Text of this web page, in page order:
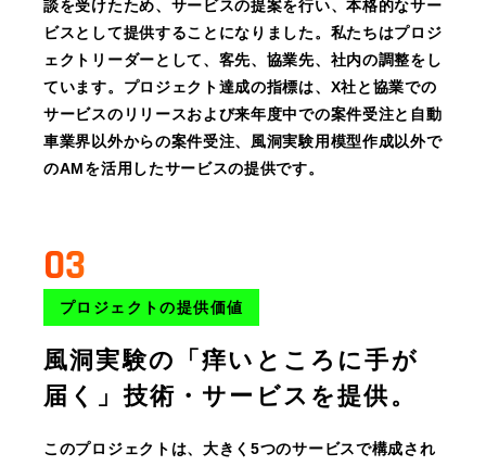
談を受けたため、サービスの提案を行い、本格的なサー
ビスとして提供することになりました。私たちはプロジ
ェクトリーダーとして、客先、協業先、社内の調整をし
ています。プロジェクト達成の指標は、X社と協業での
サービスのリリースおよび来年度中での案件受注と自動
車業界以外からの案件受注、風洞実験用模型作成以外で
のAMを活用したサービスの提供です。
03
プロジェクトの提供価値
風洞実験の「痒いところに手が
届く」技術・サービスを提供。
このプロジェクトは、大きく5つのサービスで構成され